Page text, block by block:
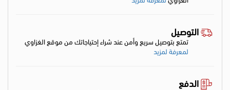
التوصيل
تمتع بتوصيل سريع وأمن عند شراء إحتياجاتك من موقع الغزاوي
لمعرفة لمزيد
الدفع